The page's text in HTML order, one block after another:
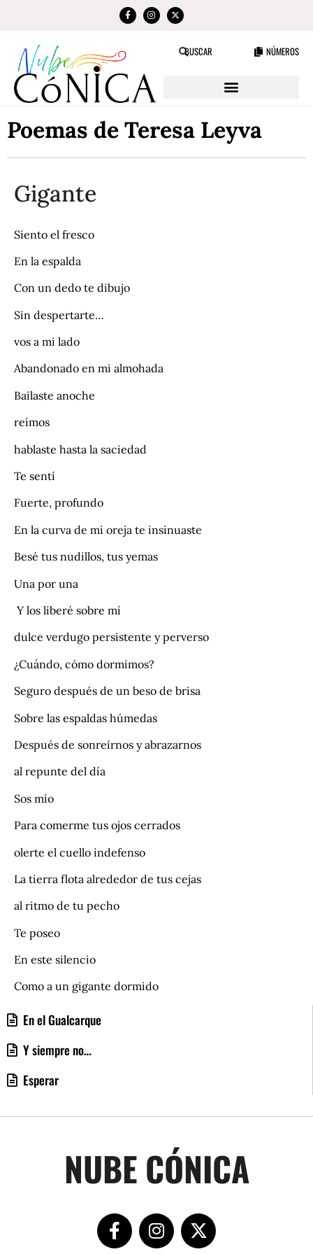
BUSCAR NÚMEROS
Poemas de Teresa Leyva
En el Gualcarque
Y siempre no…
Esperar
Gigante
Siento el fresco
En la espalda
Con un dedo te dibujo
Sin despertarte…
vos a mi lado
Abandonado en mi almohada
Bailaste anoche
reímos
hablaste hasta la saciedad
Te sentí
Fuerte, profundo
En la curva de mi oreja te insinuaste
Besé tus nudillos, tus yemas
Una por una
Y los liberé sobre mí
dulce verdugo persistente y perverso
¿Cuándo, cómo dormimos?
Seguro después de un beso de brisa
Sobre las espaldas húmedas
Después de sonreírnos y abrazarnos
al repunte del día
Sos mío
Para comerme tus ojos cerrados
olerte el cuello indefenso
La tierra flota alrededor de tus cejas
al ritmo de tu pecho
Te poseo
En este silencio
Como a un gigante dormido
NUBE CÓNICA